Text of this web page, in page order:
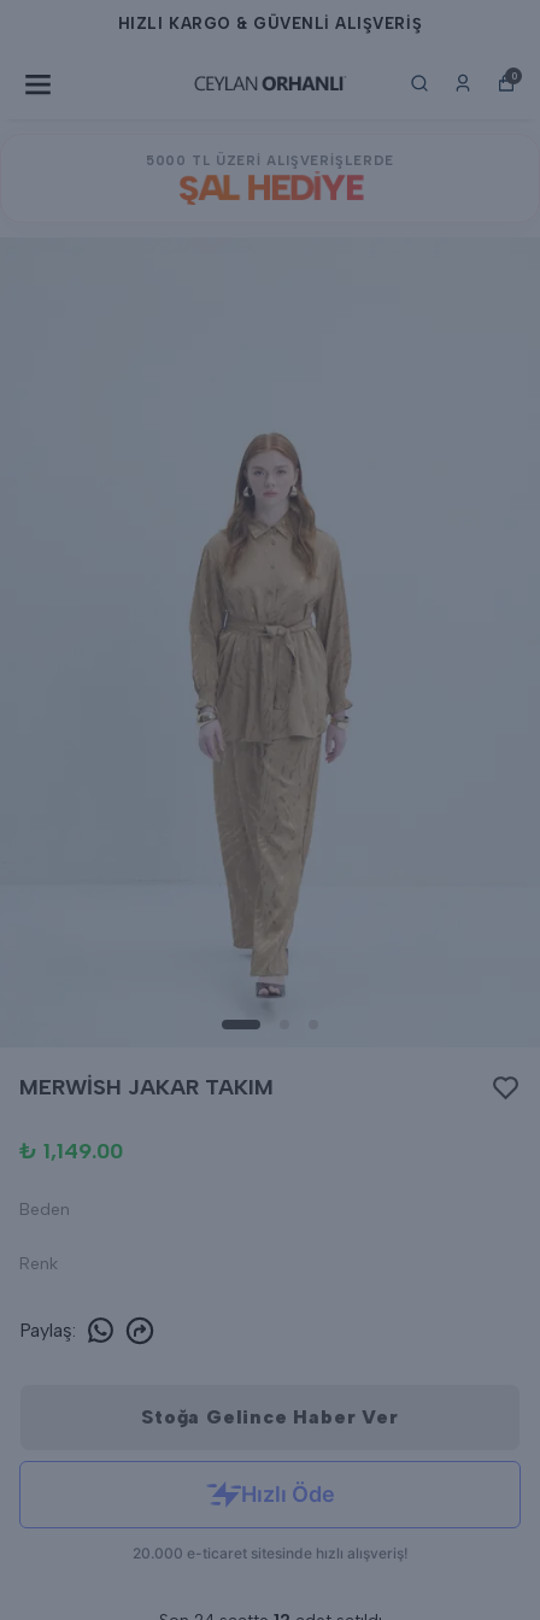
HIZLI KARGO & GÜVENLİ ALIŞVERİŞ
0
5000 TL ÜZERİ ALIŞVERİŞLERDE
ŞAL HEDİYE
MERWİSH JAKAR TAKIM
₺ 1,149.00
Beden
Renk
Paylaş:
Stoğa Gelince Haber Ver